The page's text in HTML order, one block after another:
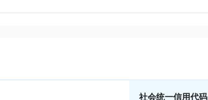
社会统一信用代码